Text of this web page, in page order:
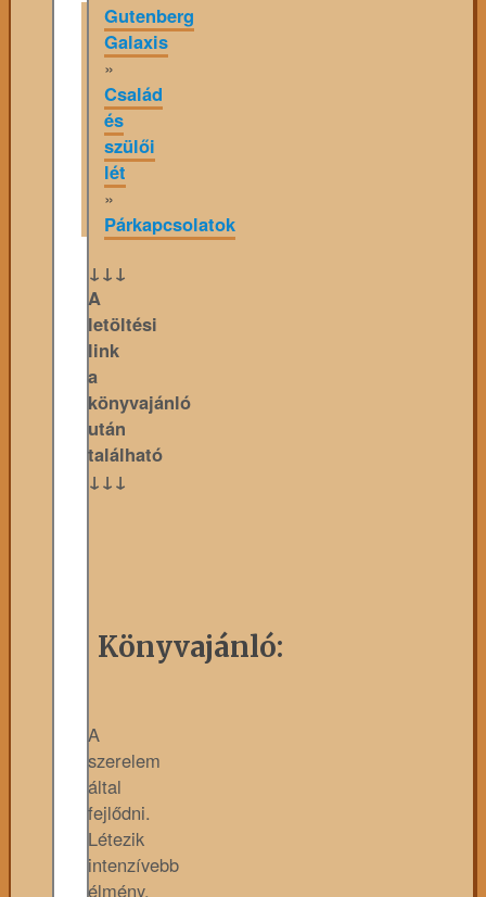
Gutenberg
Galaxis
»
Család
és
szülői
lét
»
Párkapcsolatok
↓↓↓
A
letöltési
link
a
könyvajánló
után
található
↓↓↓
Könyvajánló:
A
szerelem
által
fejlődni.
Létezik
intenzívebb
élmény,